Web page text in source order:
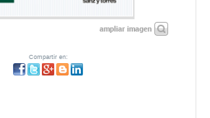
ampliar imagen
Compartir en: